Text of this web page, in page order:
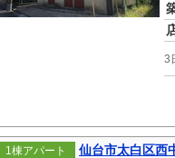
3
1棟アパート
仙台市太白区